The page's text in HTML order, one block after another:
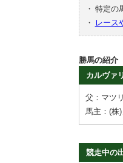
・ 特定の
・
レース
勝馬の紹介
カルヴァ
父：マツ
馬主：(株
競走中の